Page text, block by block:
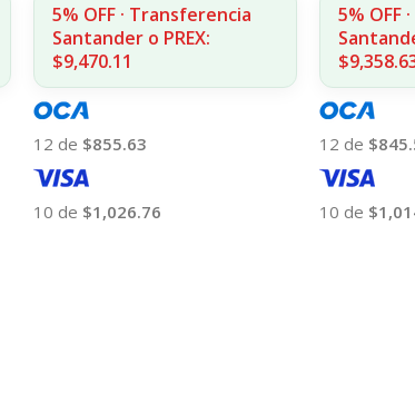
5% OFF · Transferencia
Santander o PREX:
$9,470.11
12 de $855.63
10 de $1,026.76
5% OFF
12 de
10 de